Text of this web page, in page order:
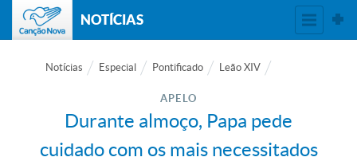
NOTÍCIAS
Notícias Especial Pontificado Leão XIV
APELO
Durante almoço, Papa pede
cuidado com os mais necessitados